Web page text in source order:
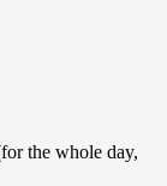
the whole day,